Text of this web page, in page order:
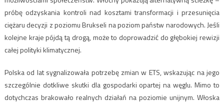
próbę odzyskania kontroli nad kosztami transformacji i przesunięcia
ciężaru decyzji z poziomu Brukseli na poziom państw narodowych. Jeśli
kolejne kraje pójdą tą drogą, może to doprowadzić do głębokiej rewizji
całej polityki klimatycznej.
Polska od lat sygnalizowała potrzebę zmian w ETS, wskazując na jego
szczególnie dotkliwe skutki dla gospodarki opartej na węglu. Mimo to
dotychczas brakowało realnych działań na poziomie unijnym. Włoska